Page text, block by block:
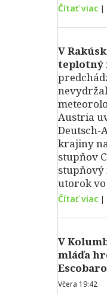
Čítať viac |
V
teplotný
Austria
Deutsch-
krajiny
stupňov
utorok vo
Čítať viac |
V
mláďa
Včera 19:42